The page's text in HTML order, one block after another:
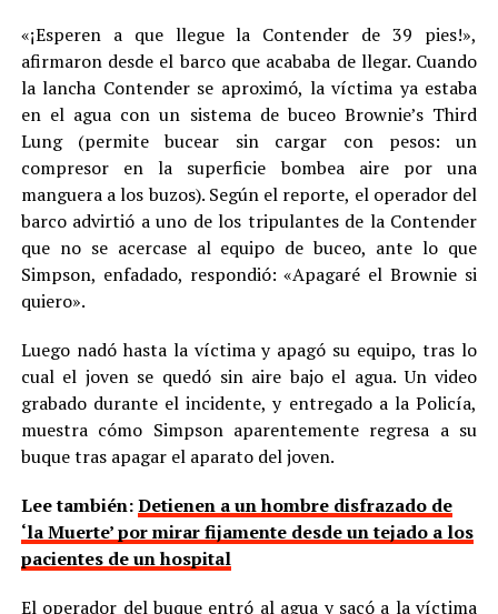
«¡Esperen a que llegue la Contender de 39 pies!»,
afirmaron desde el barco que acababa de llegar. Cuando
la lancha Contender se aproximó, la víctima ya estaba
en el agua con un sistema de buceo Brownie’s Third
Lung (permite bucear sin cargar con pesos: un
compresor en la superficie bombea aire por una
manguera a los buzos). Según el reporte, el operador del
barco advirtió a uno de los tripulantes de la Contender
que no se acercase al equipo de buceo, ante lo que
Simpson, enfadado, respondió: «Apagaré el Brownie si
quiero».
Luego nadó hasta la víctima y apagó su equipo, tras lo
cual el joven se quedó sin aire bajo el agua. Un video
grabado durante el incidente, y entregado a la Policía,
muestra cómo Simpson aparentemente regresa a su
buque tras apagar el aparato del joven.
Lee también:Detienen a un hombre disfrazado de
‘la Muerte’ por mirar fijamente desde un tejado a los
pacientes de un hospital
El operador del buque entró al agua y sacó a la víctima